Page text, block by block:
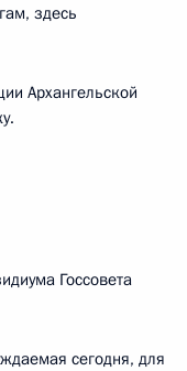
здесь
Архангельской
Госсовета
сегодня, для